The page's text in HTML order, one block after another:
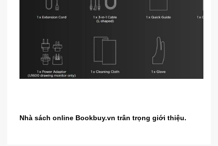
Nhà sách online Bookbuy.vn trân trọng giới thiệu.